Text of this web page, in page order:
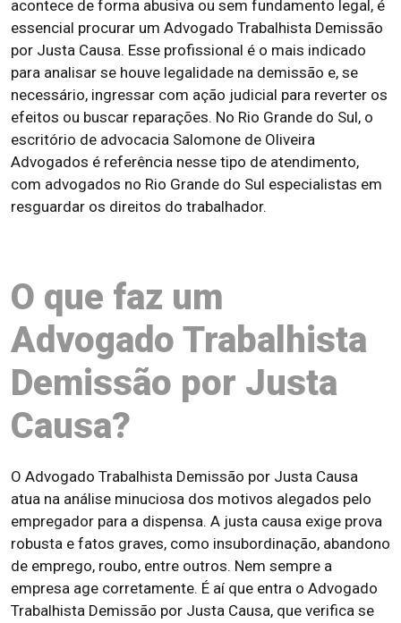
acontece de forma abusiva ou sem fundamento legal, é
essencial procurar um Advogado Trabalhista Demissão
por Justa Causa. Esse profissional é o mais indicado
para analisar se houve legalidade na demissão e, se
necessário, ingressar com ação judicial para reverter os
efeitos ou buscar reparações. No Rio Grande do Sul, o
escritório de advocacia Salomone de Oliveira
Advogados é referência nesse tipo de atendimento,
com advogados no Rio Grande do Sul especialistas em
resguardar os direitos do trabalhador.
O que faz um
Advogado Trabalhista
Demissão por Justa
Causa?
O Advogado Trabalhista Demissão por Justa Causa
atua na análise minuciosa dos motivos alegados pelo
empregador para a dispensa. A justa causa exige prova
robusta e fatos graves, como insubordinação, abandono
de emprego, roubo, entre outros. Nem sempre a
empresa age corretamente. É aí que entra o Advogado
Trabalhista Demissão por Justa Causa, que verifica se